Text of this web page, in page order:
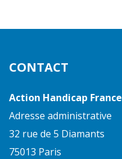
CONTACT
Action Handicap France
Adresse administrative
32 rue de 5 Diamants
75013 Paris